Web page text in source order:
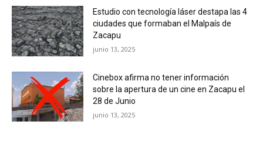
Estudio con tecnología láser destapa las 4
ciudades que formaban el Malpaís de
Zacapu
junio 13, 2025
Cinebox afirma no tener información
sobre la apertura de un cine en Zacapu el
28 de Junio
junio 13, 2025